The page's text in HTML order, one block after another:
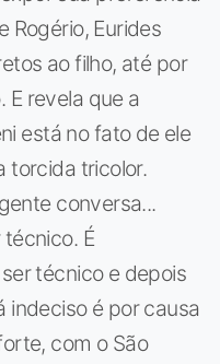
Rogério, Eurides
ao filho, até por
revela que a
está no fato de ele
torcida tricolor.
conversa...
É
técnico e depois
indeciso é por causa
com o São